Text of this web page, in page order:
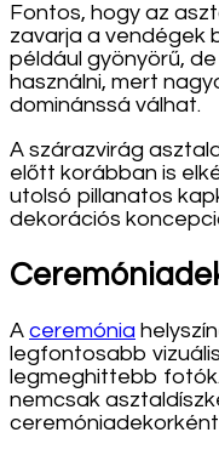
Fontos, hogy az
zavarja a vendégek
például gyönyörű,
használni, mert
dominánssá válhat.
A szárazvirág
előtt korábban is
utolsó pillanatos
dekorációs
A ceremónia
legfontosabb
legmeghittebb
nemcsak